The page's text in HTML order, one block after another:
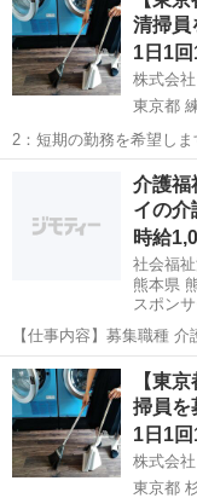
清掃員
1日1回
株式会
東京都
2：短期の勤務を希望しま
ん。 Q…
清掃
介護福
イの介
時給
社会福
熊本県
スポン
【仕事内容】募集職種
ート・アルバイト 仕事内
助、生活援助、リネン交
1,034円 <基本給> 82...
アルバイト・パート
【東
掃員を
1日1回
株式会
東京都